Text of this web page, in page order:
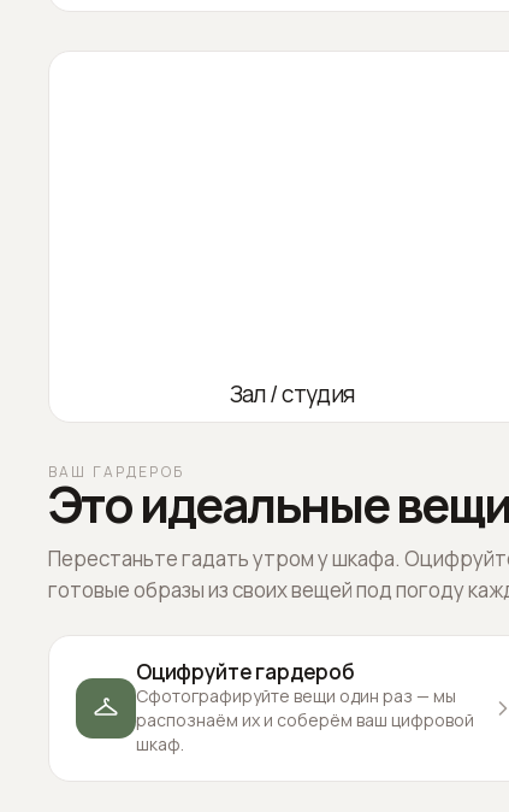
Зал / студия
ВАШ ГАРДЕРОБ
Это идеальные
Перестаньте гадать утром у шкафа.
готовые образы из своих вещей под погоду
Оцифруйте гардероб
Сфотографируйте вещи один раз — мы
распознаём их и соберём ваш цифровой
шкаф.